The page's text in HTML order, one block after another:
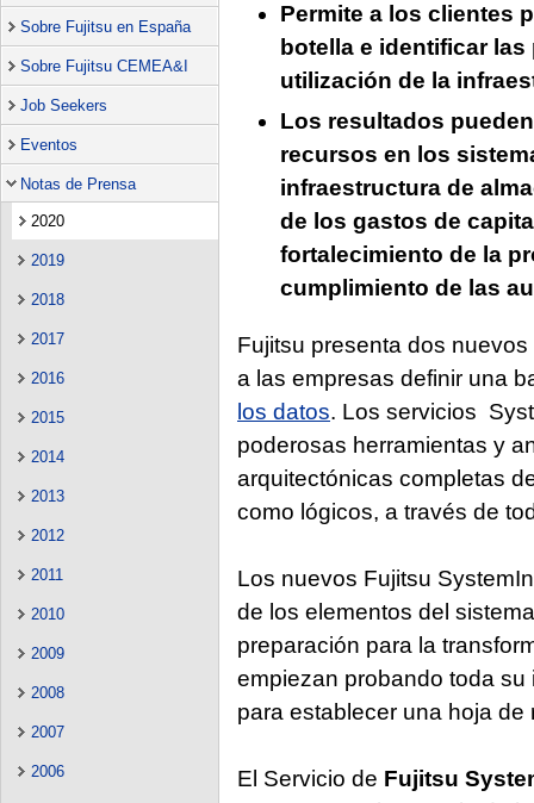
Sobre Fujitsu en España
Sobre Fujitsu CEMEA&I
Job Seekers
Eventos
Notas de Prensa
2020
2019
2018
2017
2016
2015
2014
2013
2012
2011
2010
2009
2008
2007
2006
Permite a los clientes
botella e identificar
utilización de la
Los resultados
recursos en los
infraestructura de
de los gastos de
fortalecimiento de la
cumplimiento de las
Fujitsu presenta dos
a las empresas definir una
los datos. Los servicios
poderosas herramientas y
arquitectónicas completas
como lógicos, a través de
Los nuevos Fujitsu
de los elementos del
preparación para la
empiezan probando toda
para establecer una hoja de
El Servicio de Fujitsu